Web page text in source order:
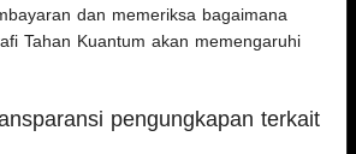
dan memeriksa bagaimana
Tahan Kuantum akan memengaruhi
pengungkapan terkait